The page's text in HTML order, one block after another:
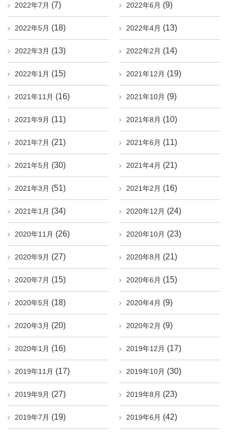
2022年7月 (7) 2022年6月 (9)
2022年5月 (18) 2022年4月 (13)
2022年3月 (13) 2022年2月 (14)
2022年1月 (15) 2021年12月 (19)
2021年11月 (16) 2021年10月 (9)
2021年9月 (11) 2021年8月 (10)
2021年7月 (21) 2021年6月 (11)
2021年5月 (30) 2021年4月 (21)
2021年3月 (51) 2021年2月 (16)
2021年1月 (34) 2020年12月 (24)
2020年11月 (26) 2020年10月 (23)
2020年9月 (27) 2020年8月 (21)
2020年7月 (15) 2020年6月 (15)
2020年5月 (18) 2020年4月 (9)
2020年3月 (20) 2020年2月 (9)
2020年1月 (16) 2019年12月 (17)
2019年11月 (17) 2019年10月 (30)
2019年9月 (27) 2019年8月 (23)
2019年7月 (19) 2019年6月 (42)